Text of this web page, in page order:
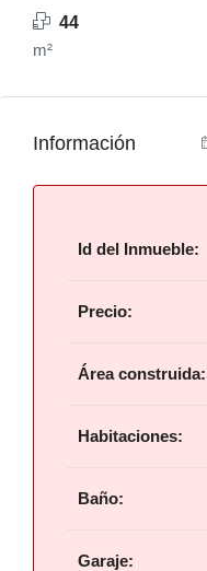
44
m²
Información
Id del Inmueble:
Precio:
Área construida:
Habitaciones:
Baño:
Garaje: